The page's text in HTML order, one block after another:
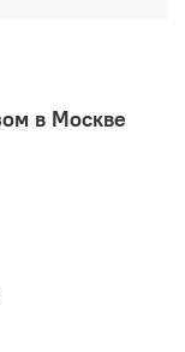
в Москве